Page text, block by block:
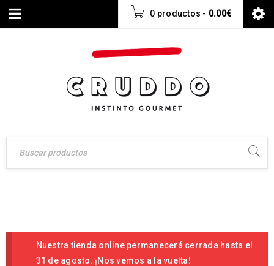
0 productos - 0.00€
Nuestra tienda online permanecerá cerrada hasta el
31 de agosto. ¡Nos vemos a la vuelta!